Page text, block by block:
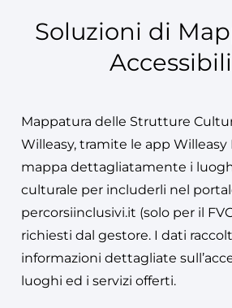
Soluzioni di
Mappatura delle Strutture
Willeasy, tramite le app Willeasy
mappa dettagliatamente i
culturale per includerli nel
percorsiinclusivi.it (solo per il
richiesti dal gestore. I dati
informazioni dettagliate
luoghi ed i servizi offerti.